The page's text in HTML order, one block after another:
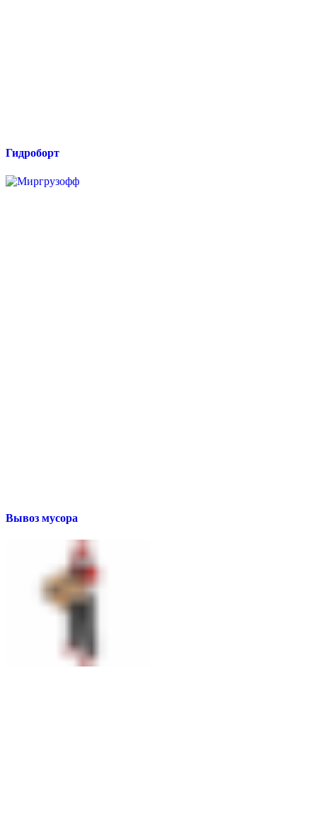
Гидроборт
Вывоз мусора